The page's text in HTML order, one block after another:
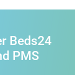
Beds24
PMS